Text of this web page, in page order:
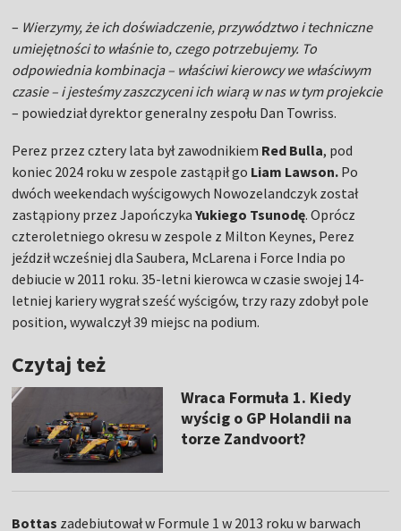
– Wierzymy, że ich doświadczenie, przywództwo i techniczne
umiejętności to właśnie to, czego potrzebujemy. To
odpowiednia kombinacja – właściwi kierowcy we właściwym
czasie – i jesteśmy zaszczyceni ich wiarą w nas w tym projekcie
– powiedział dyrektor generalny zespołu Dan Towriss.
Perez przez cztery lata był zawodnikiem Red Bulla, pod
koniec 2024 roku w zespole zastąpił go Liam Lawson. Po
dwóch weekendach wyścigowych Nowozelandczyk został
zastąpiony przez JapończykaYukiego Tsunodę. Oprócz
czteroletniego okresu w zespole z Milton Keynes, Perez
jeździł wcześniej dla Saubera, McLarena i Force India po
debiucie w 2011 roku. 35-letni kierowca w czasie swojej 14-
letniej kariery wygrał sześć wyścigów, trzy razy zdobył pole
position, wywalczył 39 miejsc na podium.
Czytaj też
Wraca Formuła 1. Kiedy
wyścig o GP Holandii na
torze Zandvoort?
Bottas zadebiutował w Formule 1 w 2013 roku w barwach